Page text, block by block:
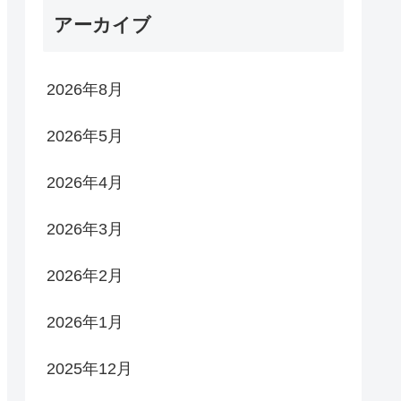
アーカイブ
2026年8月
2026年5月
2026年4月
2026年3月
2026年2月
2026年1月
2025年12月